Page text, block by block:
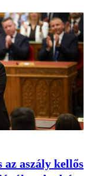
az aszály kellős